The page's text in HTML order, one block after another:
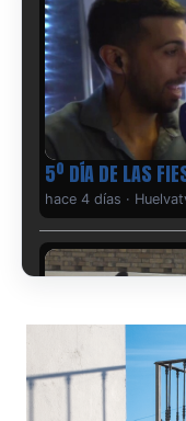
5º DÍA DE LAS
hace 4 días ·